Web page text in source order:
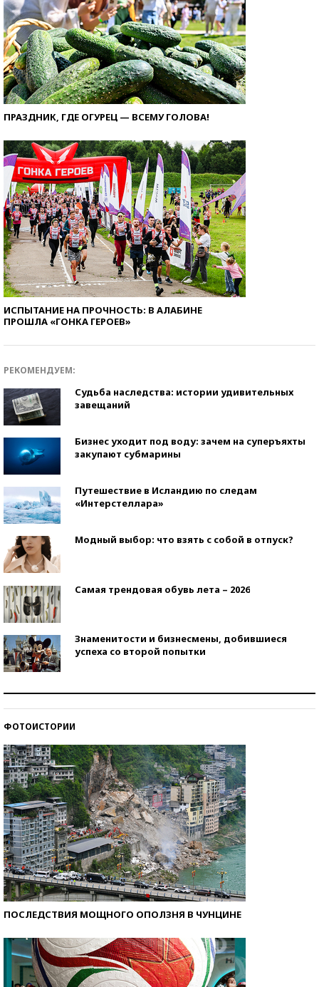
ПРАЗДНИК, ГДЕ ОГУРЕЦ — ВСЕМУ ГОЛОВА!
ИСПЫТАНИЕ НА ПРОЧНОСТЬ: В АЛАБИНЕ
ПРОШЛА «ГОНКА ГЕРОЕВ»
РЕКОМЕНДУЕМ:
Судьба наследства: истории удивительных
завещаний
Бизнес уходит под воду: зачем на суперъяхты
закупают субмарины
Путешествие в Исландию по следам
«Интерстеллара»
Модный выбор: что взять с собой в отпуск?
Самая трендовая обувь лета – 2026
Знаменитости и бизнесмены, добившиеся
успеха со второй попытки
ФОТОИСТОРИИ
ПОСЛЕДСТВИЯ МОЩНОГО ОПОЛЗНЯ В ЧУНЦИНЕ